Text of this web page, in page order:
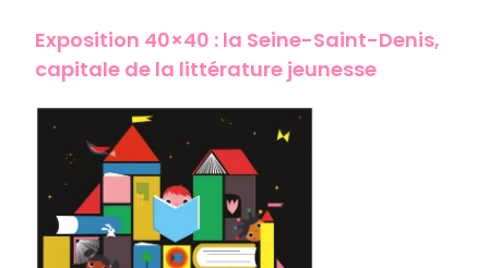
Exposition 40×40 : la Seine-Saint-Denis,
capitale de la littérature jeunesse